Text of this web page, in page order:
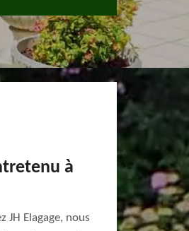
à
JH Elagage, nous